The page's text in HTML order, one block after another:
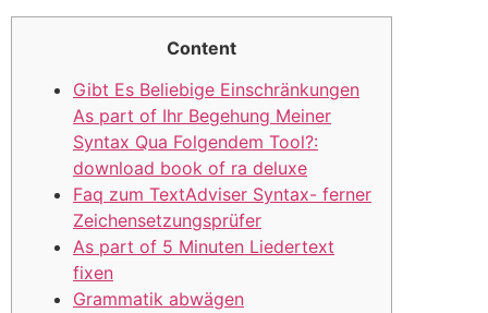
Content
Gibt Es Beliebige Einschränkungen
As part of Ihr Begehung Meiner
Syntax Qua Folgendem Tool?:
download book of ra deluxe
Faq zum TextAdviser Syntax- ferner
Zeichensetzungsprüfer
As part of 5 Minuten Liedertext
fixen
Grammatik abwägen